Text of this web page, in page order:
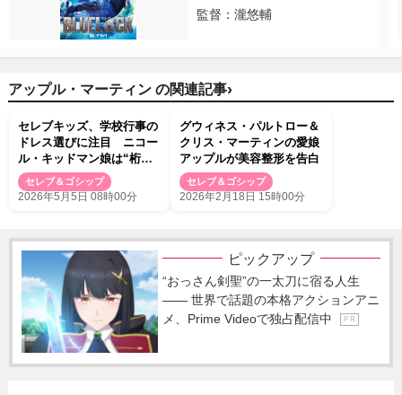
監督：瀧悠輔
アップル・マーティン の関連記事›
セレブキッズ、学校行事の
ドレス選びに注目 ニコー
ル・キッドマン娘は“桁違
い”セレブ＆ゴシップ
2026年5月5日 08時00分
グウィネス・パルトロー＆
クリス・マーティンの愛娘
アップルが美容整形を告白
セレブ＆ゴシップ
2026年2月18日 15時00分
ピックアップ
“おっさん剣聖”の一太刀に宿る人生
―― 世界で話題の本格アクションアニ
メ、Prime Videoで独占配信中
P R